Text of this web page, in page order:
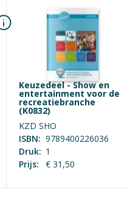
Keuzedeel - Show en
entertainment voor de
recreatiebranche
(K0832)
KZD SHO
ISBN: 9789400226036
Druk: 1
Prijs:
€ 31,50